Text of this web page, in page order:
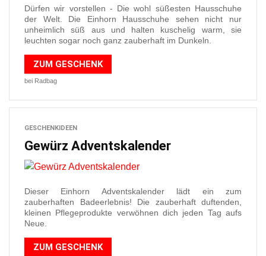
Dürfen wir vorstellen - Die wohl süßesten Hausschuhe
der Welt. Die Einhorn Hausschuhe sehen nicht nur
unheimlich süß aus und halten kuschelig warm, sie
leuchten sogar noch ganz zauberhaft im Dunkeln.
ZUM GESCHENK
bei Radbag
GESCHENKIDEEN
Gewürz Adventskalender
Dieser Einhorn Adventskalender lädt ein zum
zauberhaften Badeerlebnis! Die zauberhaft duftenden,
kleinen Pflegeprodukte verwöhnen dich jeden Tag aufs
Neue.
ZUM GESCHENK